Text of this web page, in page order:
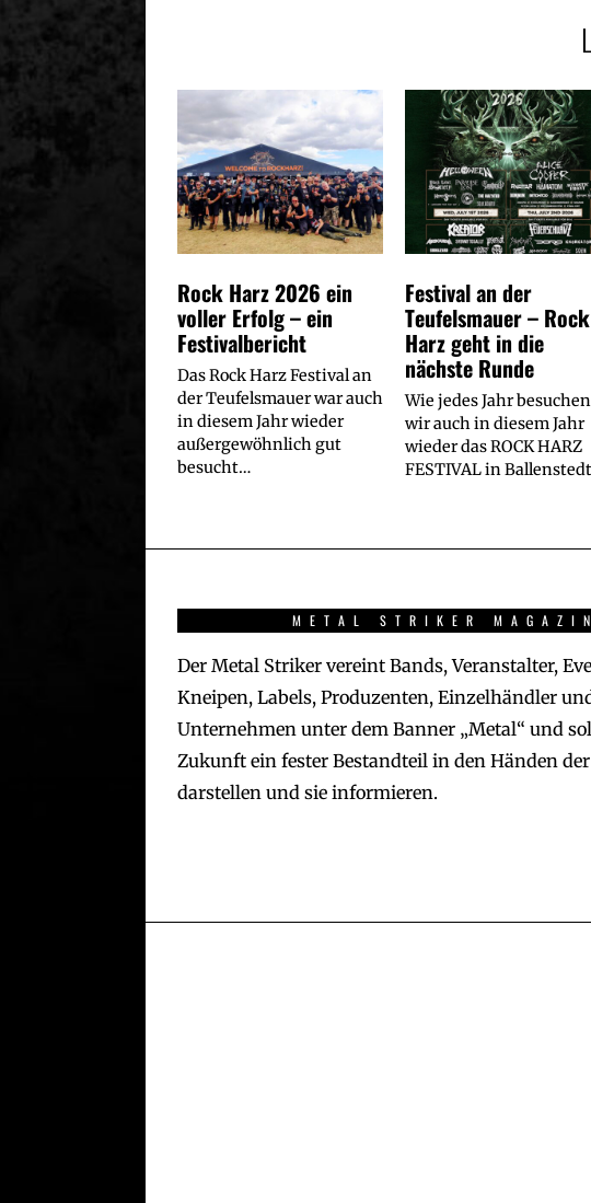
Rock Harz 2026 ein
voller Erfolg – ein
Festivalbericht
Das Rock Harz Festival an
der Teufelsmauer war auch
in diesem Jahr wieder
außergewöhnlich gut
besucht…
Festival an der
Teufelsmauer – Rock
Harz geht in die
nächste Runde
Wie jedes Jahr besuchen
wir auch in diesem Jahr
wieder das ROCK HARZ
FESTIVAL in
METAL STRIKER MAGAZIN
Der Metal Striker vereint Bands, Veranstalter,
Kneipen, Labels, Produzenten, Einzelhändler
Unternehmen unter dem Banner „Metal“ und
Zukunft ein fester Bestandteil in den Händen
darstellen und sie informieren.